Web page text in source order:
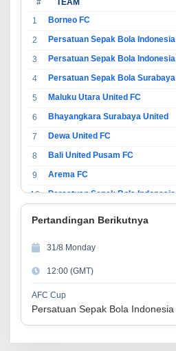
# TEAM
1 Borneo FC
2
3
4
Persatuan Sepak Bola Surabaya
5
Maluku Utara United FC
6
Bhayangkara Surabaya United
7
Dewa United FC
8
Bali United Pusam FC
9
Arema FC
10
13
14
Madura United FC
15
Persatuan Sepakbola Makassar
16
Persis Solo
Pertandingan Berikutnya
31/8 Monday
12:00 (GMT)
AFC Cup